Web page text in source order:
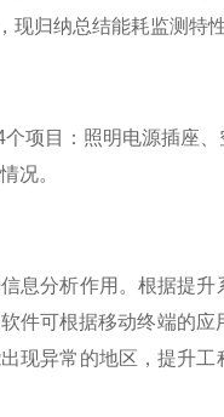
归纳总结能耗监测特
项目：照明电源插座
况。
息分析作用。根据提
件可根据移动终端的
现异常的地区，提升